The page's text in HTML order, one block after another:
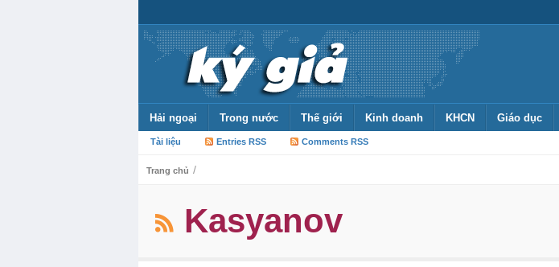
Hải ngoại Trong nước Thế giới Kinh doanh KHCN Giáo dục
Tài liệu Entries RSS Comments RSS
Trang chủ /
Kasyanov